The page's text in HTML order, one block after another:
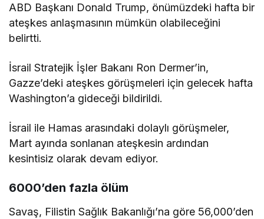
ABD Başkanı Donald Trump, önümüzdeki hafta bir
ateşkes anlaşmasının mümkün olabileceğini
belirtti.
İsrail Stratejik İşler Bakanı Ron Dermer’in,
Gazze’deki ateşkes görüşmeleri için gelecek hafta
Washington’a gideceği bildirildi.
İsrail ile Hamas arasındaki dolaylı görüşmeler,
Mart ayında sonlanan ateşkesin ardından
kesintisiz olarak devam ediyor.
6000’den fazla ölüm
Savaş, Filistin Sağlık Bakanlığı’na göre 56,000’den